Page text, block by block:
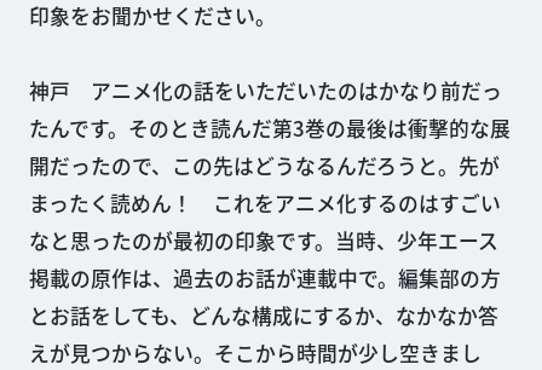
印象をお聞かせください。
神戸 アニメ化の話をいただいたのはかなり前だっ
たんです。そのとき読んだ第3巻の最後は衝撃的な展
開だったので、この先はどうなるんだろうと。先が
まったく読めん！ これをアニメ化するのはすごい
なと思ったのが最初の印象です。当時、少年エース
掲載の原作は、過去のお話が連載中で。編集部の方
とお話をしても、どんな構成にするか、なかなか答
えが見つからない。そこから時間が少し空きまし